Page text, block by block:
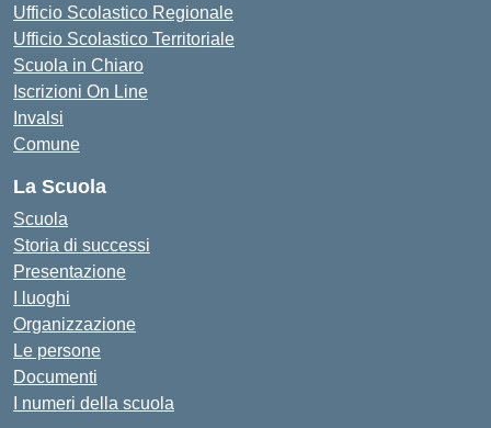
Ufficio Scolastico Regionale
Ufficio Scolastico Territoriale
Scuola in Chiaro
Iscrizioni On Line
Invalsi
Comune
La Scuola
Scuola
Storia di successi
Presentazione
I luoghi
Organizzazione
Le persone
Documenti
I numeri della scuola